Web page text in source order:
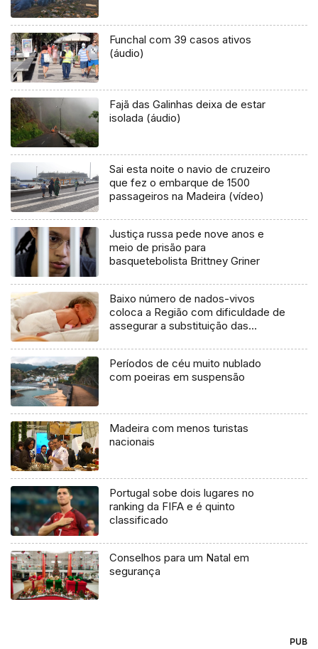
Funchal com 39 casos ativos
(áudio)
Fajã das Galinhas deixa de estar
isolada (áudio)
Sai esta noite o navio de cruzeiro
que fez o embarque de 1500
passageiros na Madeira (vídeo)
Justiça russa pede nove anos e
meio de prisão para
basquetebolista Brittney Griner
Baixo número de nados-vivos
coloca a Região com dificuldade de
assegurar a substituição das
Períodos de céu muito nublado
com poeiras em suspensão
Madeira com menos turistas
nacionais
Portugal sobe dois lugares no
ranking da FIFA e é quinto
classificado
Conselhos para um Natal em
segurança
PUB